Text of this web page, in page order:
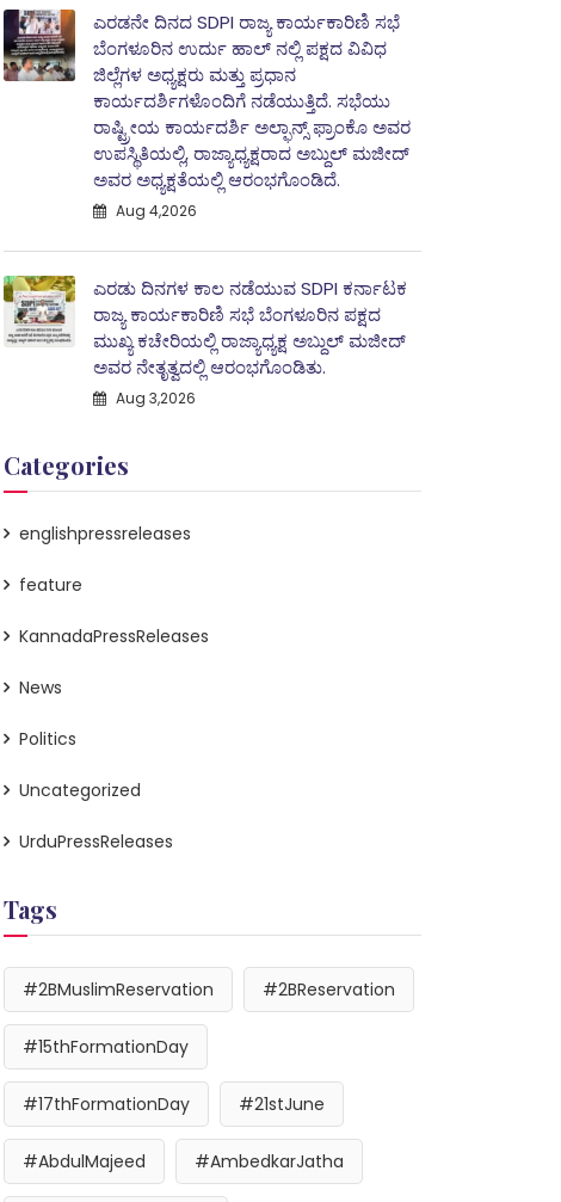
ಎರಡನೇ ದಿನದ SDPI ರಾಜ್ಯ ಕಾರ್ಯಕಾರಿಣಿ ಸಭೆ
ಬೆಂಗಳೂರಿನ ಉರ್ದು ಹಾಲ್ ನಲ್ಲಿ ಪಕ್ಷದ ವಿವಿಧ
ಜಿಲ್ಲೆಗಳ ಅಧ್ಯಕ್ಷರು ಮತ್ತು ಪ್ರಧಾನ
ಕಾರ್ಯದರ್ಶಿಗಳೊಂದಿಗೆ ನಡೆಯುತ್ತಿದೆ. ಸಭೆಯು
ರಾಷ್ಟ್ರೀಯ ಕಾರ್ಯದರ್ಶಿ ಅಲ್ಫಾನ್ಸ್ ಫ್ರಾಂಕೊ ಅವರ
ಉಪಸ್ಥಿತಿಯಲ್ಲಿ, ರಾಜ್ಯಾಧ್ಯಕ್ಷರಾದ ಅಬ್ದುಲ್‌ ಮಜೀದ್‌
ಅವರ ಅಧ್ಯಕ್ಷತೆಯಲ್ಲಿ ಆರಂಭಗೊಂಡಿದೆ.
Aug 4,2026
ಎರಡು ದಿನಗಳ ಕಾಲ ನಡೆಯುವ SDPI ಕರ್ನಾಟಕ
ರಾಜ್ಯ ಕಾರ್ಯಕಾರಿಣಿ ಸಭೆ ಬೆಂಗಳೂರಿನ ಪಕ್ಷದ
ಮುಖ್ಯ ಕಚೇರಿಯಲ್ಲಿ ರಾಜ್ಯಾಧ್ಯಕ್ಷ ಅಬ್ದುಲ್‌ ಮಜೀದ್
ಅವರ ನೇತೃತ್ವದಲ್ಲಿ ಆರಂಭಗೊಂಡಿತು.
Aug 3,2026
Categories
englishpressreleases
feature
KannadaPressReleases
News
Politics
Uncategorized
UrduPressReleases
Tags
#2BMuslimReservation #2BReservation
#15thFormationDay
#17thFormationDay #21stJune
#AbdulMajeed #AmbedkarJatha